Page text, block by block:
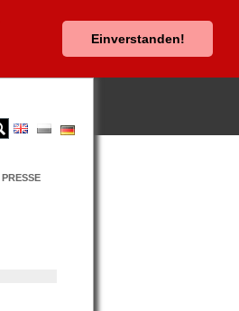
Einverstanden!
PRESSE